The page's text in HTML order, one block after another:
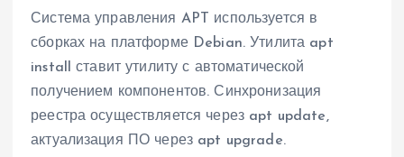
Система управления APT используется в
сборках на платформе Debian. Утилита apt
install ставит утилиту с автоматической
получением компонентов. Синхронизация
реестра осуществляется через apt update,
актуализация ПО через apt upgrade.